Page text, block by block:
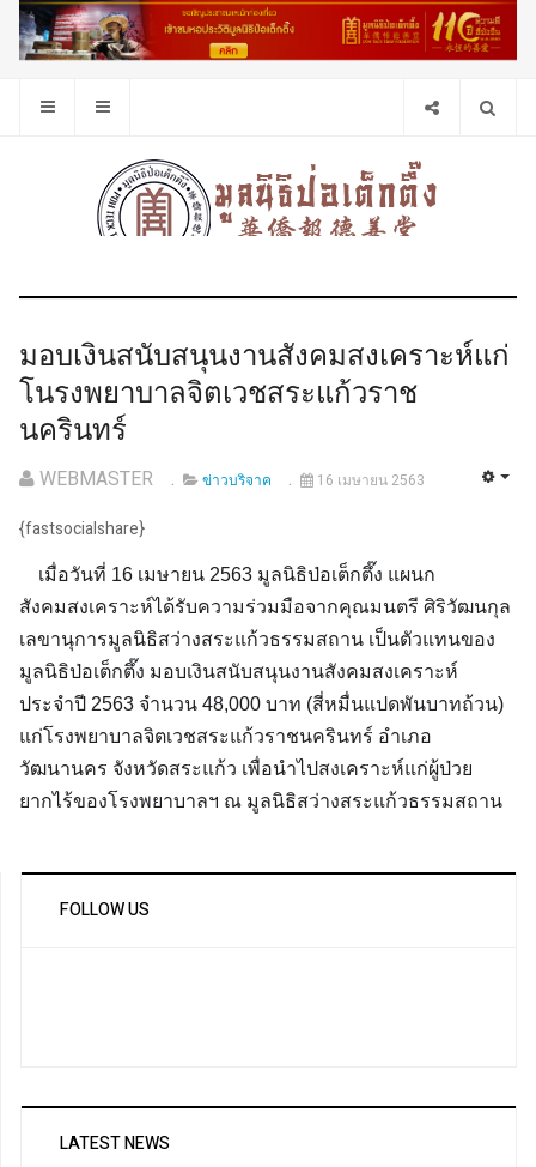
มอบเงินสนับสนุนงานสังคมสงเคราะห์แก่
โนรงพยาบาลจิตเวชสระแก้วราช
นครินทร์
WEBMASTER ข่าวบริจาค 16 เมษายน 2563
{fastsocialshare}
เมื่อวันที่ 16 เมษายน 2563 มูลนิธิป่อเต็กตึ๊ง แผนก
สังคมสงเคราะห์ได้รับความร่วมมือจากคุณมนตรี ศิริวัฒนกุล
เลขานุการมูลนิธิสว่างสระแก้วธรรมสถาน เป็นตัวแทนของ
มูลนิธิป่อเต็กตึ๊ง มอบเงินสนับสนุนงานสังคมสงเคราะห์
ประจำปี 2563 จำนวน 48,000 บาท (สี่หมื่นแปดพันบาทถ้วน)
แก่โรงพยาบาลจิตเวชสระแก้วราชนครินทร์ อำเภอ
วัฒนานคร จังหวัดสระแก้ว เพื่อนำไปสงเคราะห์แก่ผู้ป่วย
ยากไร้ของโรงพยาบาลฯ ณ มูลนิธิสว่างสระแก้วธรรมสถาน
FOLLOW US
LATEST NEWS